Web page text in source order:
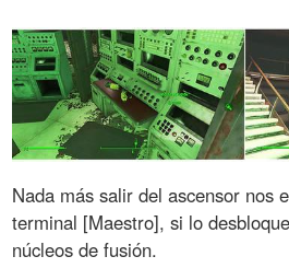
Nada más salir del ascensor nos
terminal [Maestro], si lo
núcleos de fusión.